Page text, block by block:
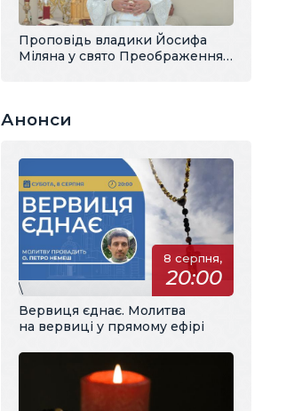
Проповідь владики Йосифа
Міляна у свято Преображення
Анонси
8 серпня,
20:00
\
Вервиця єднає. Молитва
на вервиці у прямому ефірі